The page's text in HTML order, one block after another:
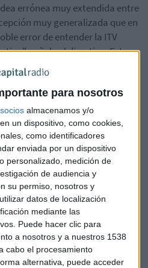
para nosotros
socios almacenamos y/o
un dispositivo, como cookies,
como identificadores
enviada por un dispositivo
personalizado, medición de
de audiencia y
su permiso, nosotros y
datos de localización
mediante las
Puede hacer clic para
a nosotros y a nuestros 1538
cabo el procesamiento
alternativa, puede acceder
errónea muy extendida entre
muy generalizada que en
error de entender la ITV
señala el directivo. Este
técnica y social.
la ITV lo que hace es asegurar
que el vehículo cumple con las
y la normativa que le
al medio ambiente",
error social, porque si no lo
en riesgo tanto al resto de
que pueden ser peatones o
detectados en